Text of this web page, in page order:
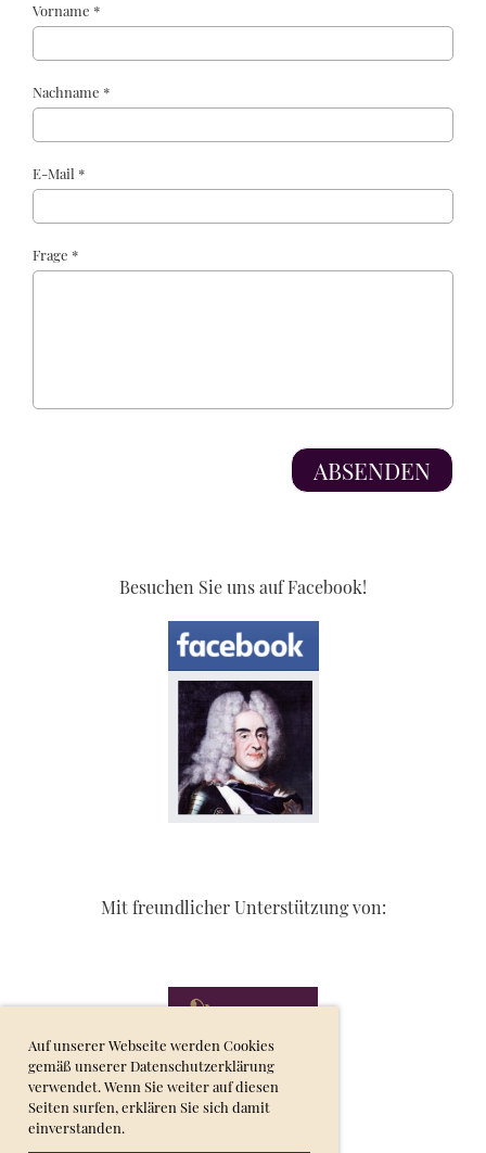
Auf unserer Webseite werden Cookies
gemäß unserer Datenschutzerklärung
verwendet. Wenn Sie weiter auf diesen
Seiten surfen, erklären Sie sich damit
einverstanden.
Vorname *
Nachname *
E-Mail *
Frage *
Besuchen Sie uns auf Facebook!
Mit freundlicher Unterstützung von: